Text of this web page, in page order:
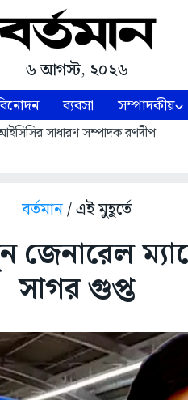
৬ আগস্ট, ২০২৬
ব্যবসা সম্পাদকীয়
সাধারণ সম্পাদক রণদীপ
বর্তমান/ এই মুহূর্তে
জেনারেল
সাগর গুপ্ত